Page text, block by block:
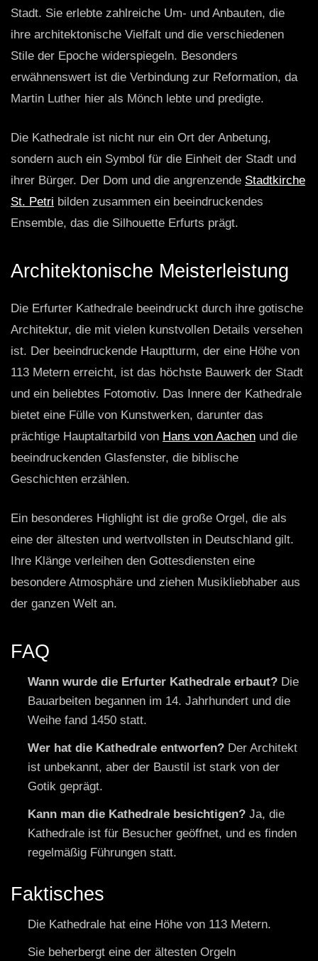
Stadt. Sie erlebte zahlreiche Um- und Anbauten, die
ihre architektonische Vielfalt und die verschiedenen
Stile der Epoche widerspiegeln. Besonders
erwähnenswert ist die Verbindung zur Reformation, da
Martin Luther hier als Mönch lebte und predigte.
Die Kathedrale ist nicht nur ein Ort der Anbetung,
sondern auch ein Symbol für die Einheit der Stadt und
ihrer Bürger. Der Dom und die angrenzende Stadtkirche
St. Petri bilden zusammen ein beeindruckendes
Ensemble, das die Silhouette Erfurts prägt.
Architektonische Meisterleistung
Die Erfurter Kathedrale beeindruckt durch ihre gotische
Architektur, die mit vielen kunstvollen Details versehen
ist. Der beeindruckende Hauptturm, der eine Höhe von
113 Metern erreicht, ist das höchste Bauwerk der Stadt
und ein beliebtes Fotomotiv. Das Innere der Kathedrale
bietet eine Fülle von Kunstwerken, darunter das
prächtige Hauptaltarbild von Hans von Aachen und die
beeindruckenden Glasfenster, die biblische
Geschichten erzählen.
Ein besonderes Highlight ist die große Orgel, die als
eine der ältesten und wertvollsten in Deutschland gilt.
Ihre Klänge verleihen den Gottesdiensten eine
besondere Atmosphäre und ziehen Musikliebhaber aus
der ganzen Welt an.
FAQ
Wann wurde die Erfurter Kathedrale erbaut? Die
Bauarbeiten begannen im 14. Jahrhundert und die
Weihe fand 1450 statt.
Wer hat die Kathedrale entworfen? Der Architekt
ist unbekannt, aber der Baustil ist stark von der
Gotik geprägt.
Kann man die Kathedrale besichtigen? Ja, die
Kathedrale ist für Besucher geöffnet, und es finden
regelmäßig Führungen statt.
Faktisches
Die Kathedrale hat eine Höhe von 113 Metern.
Sie beherbergt eine der ältesten Orgeln